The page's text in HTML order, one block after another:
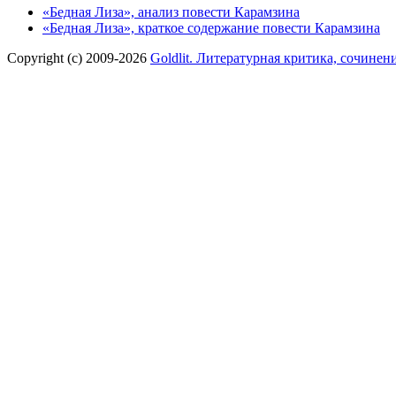
«Бедная Лиза», анализ повести Карамзина
«Бедная Лиза», краткое содержание повести Карамзина
Copyright (c) 2009-2026 Goldlit. Литературная критика,